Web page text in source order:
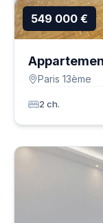
549 000 €
Paris 13ème
2 ch.